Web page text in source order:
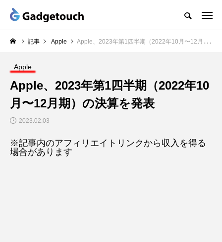
記事 Apple Apple、2023年第1四半期（2022年10月〜12月期）の決算を発表
Apple
Apple、2023年第1四半期（2022年10
月〜12月期）の決算を発表
2023.02.03
※記事内のアフィリエイトリンクから収入を得る
場合があります